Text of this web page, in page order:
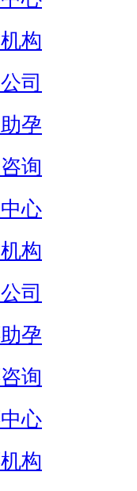
构
司
孕
询
心
构
司
孕
询
心
构